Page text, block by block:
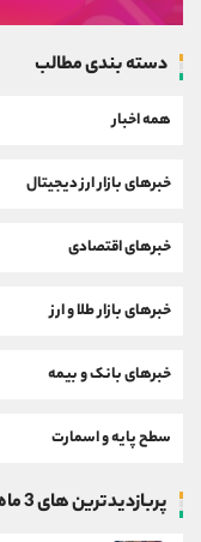
دسته بندی مطالب
همه اخبار
خبرهای بازار ارز دیجیتال
خبرهای اقتصادی
خبرهای بازار طلا و ارز
خبرهای بانک و بیمه
سطح پایه و اسمارت
پربازدیدترین های 3 ماه گذشته